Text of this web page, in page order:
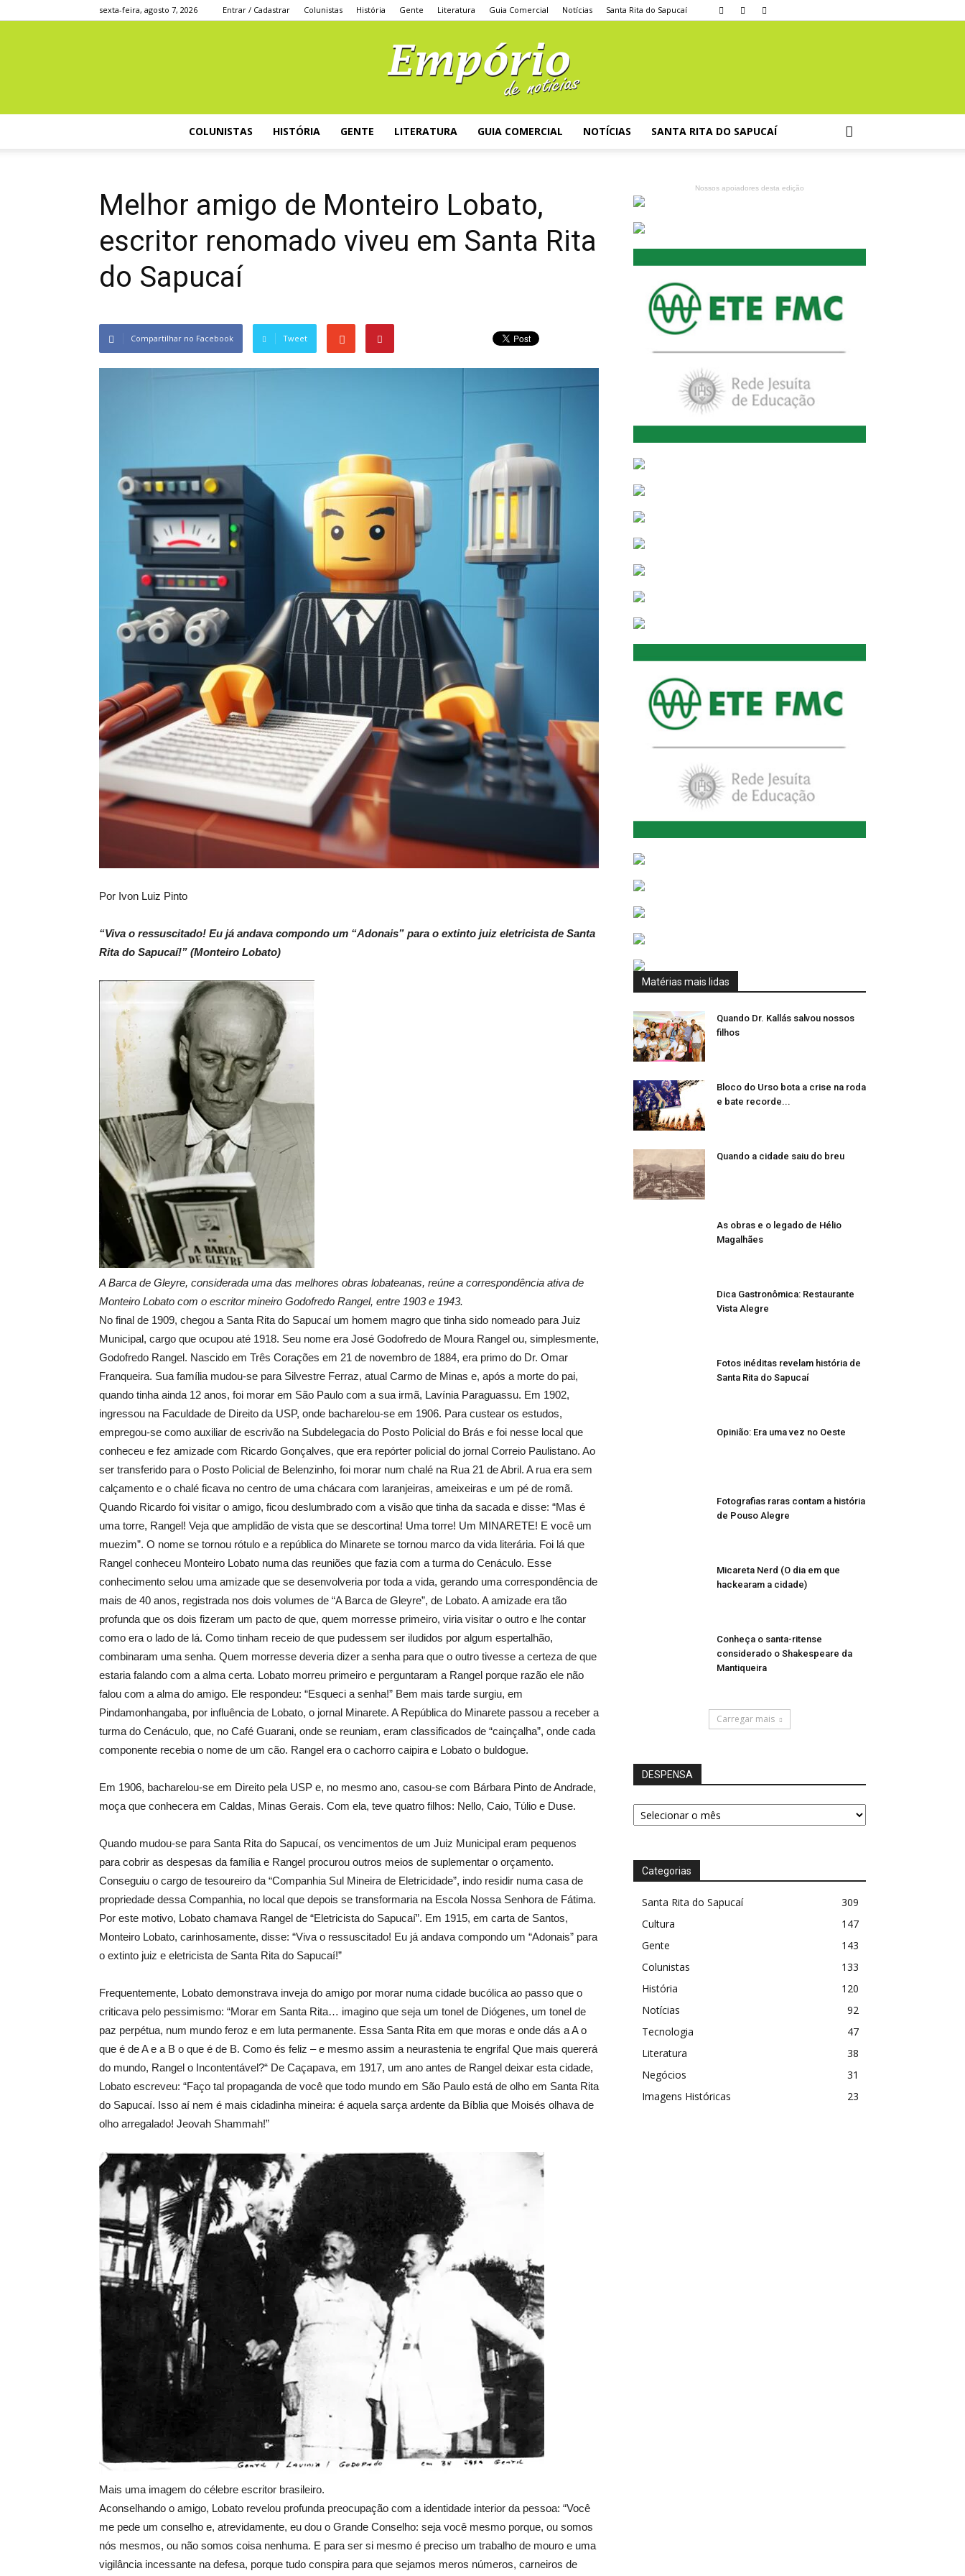
sexta-feira, agosto 7, 2026 Entrar / Cadastrar Colunistas História Gente Literatura Guia Comercial Notícias Santa Rita do Sapucaí
COLUNISTAS HISTÓRIA GENTE LITERATURA GUIA COMERCIAL NOTÍCIAS SANTA RITA DO SAPUCAÍ
Melhor amigo de Monteiro Lobato,
escritor renomado viveu em Santa Rita
do Sapucaí
Compartilhar no Facebook Tweet
Por Ivon Luiz Pinto
“Viva o ressuscitado! Eu já andava compondo um “Adonais” para o extinto juiz eletricista de Santa
Rita do Sapucaí!” (Monteiro Lobato)
A Barca de Gleyre, considerada uma das melhores obras lobateanas, reúne a correspondência ativa de
Monteiro Lobato com o escritor mineiro Godofredo Rangel, entre 1903 e 1943.
No final de 1909, chegou a Santa Rita do Sapucaí um homem magro que tinha sido nomeado para Juiz
Municipal, cargo que ocupou até 1918. Seu nome era José Godofredo de Moura Rangel ou, simplesmente,
Godofredo Rangel. Nascido em Três Corações em 21 de novembro de 1884, era primo do Dr. Omar
Franqueira. Sua família mudou-se para Silvestre Ferraz, atual Carmo de Minas e, após a morte do pai,
quando tinha ainda 12 anos, foi morar em São Paulo com a sua irmã, Lavínia Paraguassu. Em 1902,
ingressou na Faculdade de Direito da USP, onde bacharelou-se em 1906. Para custear os estudos,
empregou-se como auxiliar de escrivão na Subdelegacia do Posto Policial do Brás e foi nesse local que
conheceu e fez amizade com Ricardo Gonçalves, que era repórter policial do jornal Correio Paulistano. Ao
ser transferido para o Posto Policial de Belenzinho, foi morar num chalé na Rua 21 de Abril. A rua era sem
calçamento e o chalé ficava no centro de uma chácara com laranjeiras, ameixeiras e um pé de romã.
Quando Ricardo foi visitar o amigo, ficou deslumbrado com a visão que tinha da sacada e disse: “Mas é
uma torre, Rangel! Veja que amplidão de vista que se descortina! Uma torre! Um MINARETE! E você um
muezim”. O nome se tornou rótulo e a república do Minarete se tornou marco da vida literária. Foi lá que
Rangel conheceu Monteiro Lobato numa das reuniões que fazia com a turma do Cenáculo. Esse
conhecimento selou uma amizade que se desenvolveria por toda a vida, gerando uma correspondência de
mais de 40 anos, registrada nos dois volumes de “A Barca de Gleyre”, de Lobato. A amizade era tão
profunda que os dois fizeram um pacto de que, quem morresse primeiro, viria visitar o outro e lhe contar
como era o lado de lá. Como tinham receio de que pudessem ser iludidos por algum espertalhão,
combinaram uma senha. Quem morresse deveria dizer a senha para que o outro tivesse a certeza de que
estaria falando com a alma certa. Lobato morreu primeiro e perguntaram a Rangel porque razão ele não
falou com a alma do amigo. Ele respondeu: “Esqueci a senha!” Bem mais tarde surgiu, em
Pindamonhangaba, por influência de Lobato, o jornal Minarete. A República do Minarete passou a receber a
turma do Cenáculo, que, no Café Guarani, onde se reuniam, eram classificados de “cainçalha”, onde cada
componente recebia o nome de um cão. Rangel era o cachorro caipira e Lobato o buldogue.
Em 1906, bacharelou-se em Direito pela USP e, no mesmo ano, casou-se com Bárbara Pinto de Andrade,
moça que conhecera em Caldas, Minas Gerais. Com ela, teve quatro filhos: Nello, Caio, Túlio e Duse.
Quando mudou-se para Santa Rita do Sapucaí, os vencimentos de um Juiz Municipal eram pequenos
para cobrir as despesas da família e Rangel procurou outros meios de suplementar o orçamento.
Conseguiu o cargo de tesoureiro da “Companhia Sul Mineira de Eletricidade”, indo residir numa casa de
propriedade dessa Companhia, no local que depois se transformaria na Escola Nossa Senhora de Fátima.
Por este motivo, Lobato chamava Rangel de “Eletricista do Sapucaí”. Em 1915, em carta de Santos,
Monteiro Lobato, carinhosamente, disse: “Viva o ressuscitado! Eu já andava compondo um “Adonais” para
o extinto juiz e eletricista de Santa Rita do Sapucaí!”
Frequentemente, Lobato demonstrava inveja do amigo por morar numa cidade bucólica ao passo que o
criticava pelo pessimismo: “Morar em Santa Rita… imagino que seja um tonel de Diógenes, um tonel de
paz perpétua, num mundo feroz e em luta permanente. Essa Santa Rita em que moras e onde dás a A o
que é de A e a B o que é de B. Como és feliz – e mesmo assim a neurastenia te engrifa! Que mais quererá
do mundo, Rangel o Incontentável?“ De Caçapava, em 1917, um ano antes de Rangel deixar esta cidade,
Lobato escreveu: “Faço tal propaganda de você que todo mundo em São Paulo está de olho em Santa Rita
do Sapucaí. Isso aí nem é mais cidadinha mineira: é aquela sarça ardente da Bíblia que Moisés olhava de
olho arregalado! Jeovah Shammah!”
Mais uma imagem do célebre escritor brasileiro.
Aconselhando o amigo, Lobato revelou profunda preocupação com a identidade interior da pessoa: “Você
me pede um conselho e, atrevidamente, eu dou o Grande Conselho: seja você mesmo porque, ou somos
nós mesmos, ou não somos coisa nenhuma. E para ser si mesmo é preciso um trabalho de mouro e uma
vigilância incessante na defesa, porque tudo conspira para que sejamos meros números, carneiros de
Nossos apoiadores desta edição
Matérias mais lidas
Quando Dr. Kallás salvou nossos
filhos
Bloco do Urso bota a crise na roda
e bate recorde...
Quando a cidade saiu do breu
As obras e o legado de Hélio
Magalhães
Dica Gastronômica: Restaurante
Vista Alegre
Fotos inéditas revelam história de
Santa Rita do Sapucaí
Opinião: Era uma vez no Oeste
Fotografias raras contam a história
de Pouso Alegre
Micareta Nerd (O dia em que
hackearam a cidade)
Conheça o santa-ritense
considerado o Shakespeare da
Mantiqueira
Carregar mais
DESPENSA
DESPENSA
Categorias
Santa Rita do Sapucaí
309
Cultura
147
Gente
143
Colunistas
133
História
120
Notícias
92
Tecnologia
47
Literatura
38
Negócios
31
Imagens Históricas
23